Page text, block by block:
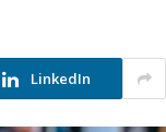
LinkedIn